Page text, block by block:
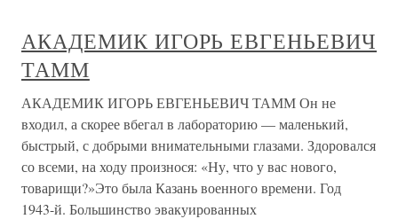
АКАДЕМИК ИГОРЬ ЕВГЕНЬЕВИЧ
ТАММ
АКАДЕМИК ИГОРЬ ЕВГЕНЬЕВИЧ ТАММ Он не
входил, а скорее вбегал в лабораторию — маленький,
быстрый, с добрыми внимательными глазами. Здоровался
со всеми, на ходу произнося: «Ну, что у вас нового,
товарищи?»Это была Казань военного времени. Год
1943-й. Большинство эвакуированных